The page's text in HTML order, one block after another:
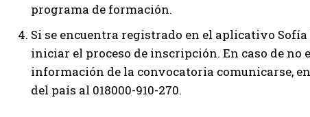
programa de formación.
Si se encuentra registrado en el aplicativo
iniciar el proceso de inscripción. En caso de no
información de la convocatoria comunicarse,
del país al 018000-910-270.